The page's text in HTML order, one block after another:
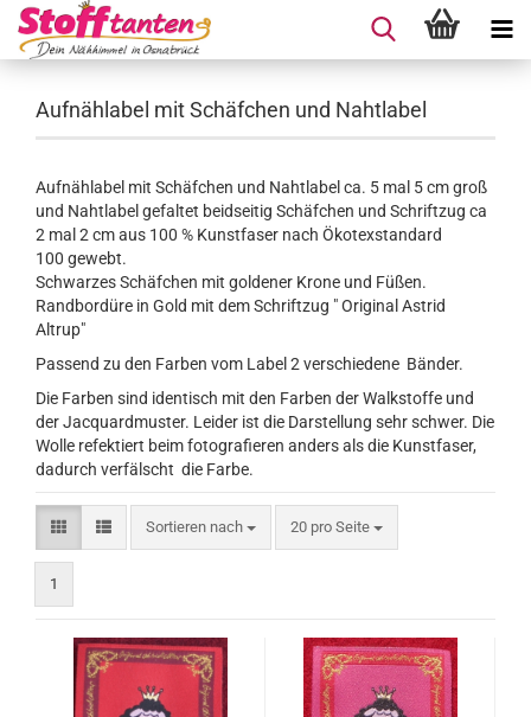
Aufnählabel mit Schäfchen und Nahtlabel
Aufnählabel mit Schäfchen und Nahtlabel ca. 5 mal 5 cm groß
und Nahtlabel gefaltet beidseitig Schäfchen und Schriftzug ca
2 mal 2 cm aus 100 % Kunstfaser nach Ökotexstandard
100 gewebt.
Schwarzes Schäfchen mit goldener Krone und Füßen.
Randbordüre in Gold mit dem Schriftzug " Original Astrid
Altrup"
Passend zu den Farben vom Label 2 verschiedene Bänder.
Die Farben sind identisch mit den Farben der Walkstoffe und
der Jacquardmuster. Leider ist die Darstellung sehr schwer. Die
Wolle refektiert beim fotografieren anders als die Kunstfaser,
dadurch verfälscht die Farbe.
Sortieren nach
Sortieren nach 20 pro Seite
pro Seite
1